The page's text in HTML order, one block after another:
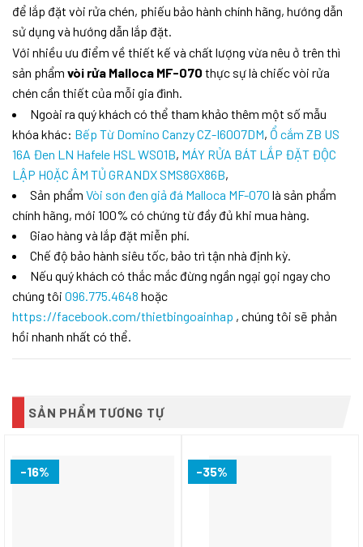
để lắp đặt vòi rửa chén, phiếu bảo hành chính hãng, hướng dẫn
sử dụng và hướng dẫn lắp đặt.
Với nhiều ưu điểm về thiết kế và chất lượng vừa nêu ở trên thì
sản phẩm vòi rửa Malloca MF-070 thực sự là chiếc vòi rửa
chén cần thiết của mỗi gia đình.
Ngoài ra quý khách có thể tham khảo thêm một số mẫu
khóa khác: Bếp Từ Domino Canzy CZ-I6007DM, Ổ cắm ZB US
16A Đen LN Hafele HSL WS01B, MÁY RỬA BÁT LẮP ĐẶT ĐỘC
LẬP HOẶC ÂM TỦ GRANDX SMS8GX86B,
Sản phẩm Vòi sơn đen giả đá Malloca MF-070 là sản phẩm
chính hãng, mới 100% có chứng từ đầy đủ khi mua hàng.
Giao hàng và lắp đặt miễn phí.
Chế độ bảo hành siêu tốc, bảo trì tận nhà định kỳ.
Nếu quý khách có thắc mắc đừng ngần ngại gọi ngay cho
chúng tôi 096.775.4648 hoặc
https://facebook.com/thietbingoainhap , chúng tôi sẽ phản
hồi nhanh nhất có thể.
SẢN PHẨM TƯƠNG TỰ
-16% -35%